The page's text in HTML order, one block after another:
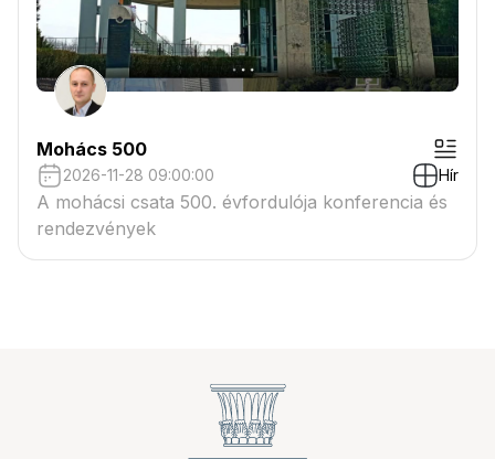
Mohács 500
2026-11-28 09:00:00 Hír
A mohácsi csata 500. évfordulója konferencia és
rendezvények